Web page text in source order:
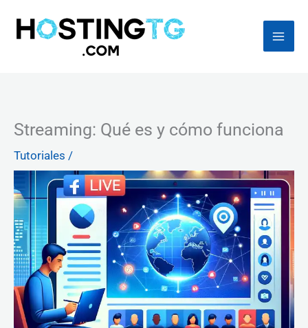
Streaming: Qué es y cómo funciona
Tutoriales /